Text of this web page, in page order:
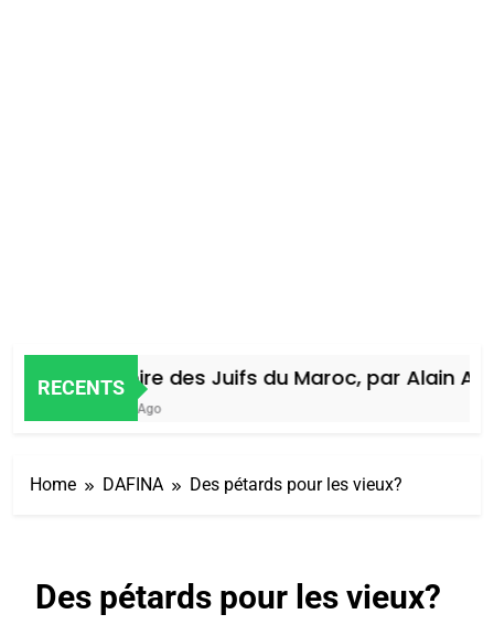
RECENTS
Histoire des Juifs du Maroc, par Alain
4 Jours Ago
Home DAFINA Des pétards pour les vieux?
Des pétards pour les vieux?